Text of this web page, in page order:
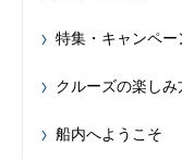
特集・キャンペー
クルーズの楽しみ
船内へようこそ